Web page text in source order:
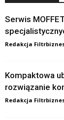
Serwis
Redakcja
Kompaktowa
rozwiązanie
Redakcja